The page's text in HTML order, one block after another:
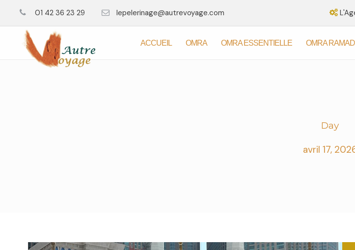
01 42 36 23 29 lepelerinage@autrevoyage.com
ACCUEIL OMRA OMRA ESSENTIELLE OMRA
Day
avril 17,